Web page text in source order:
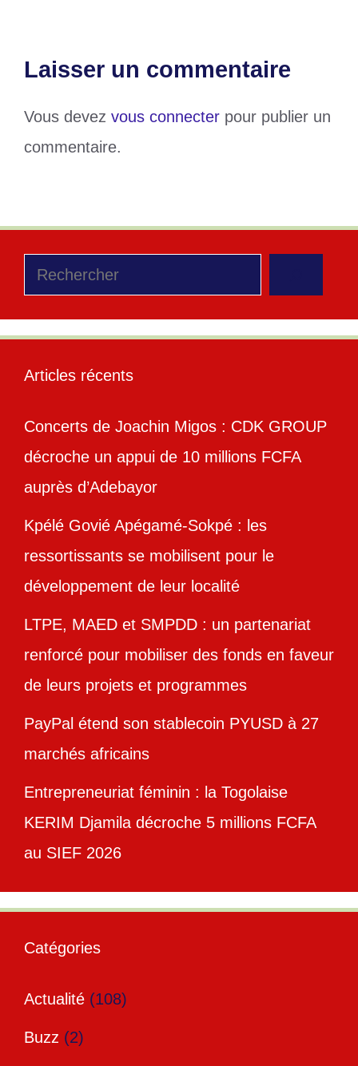
Laisser un commentaire
Vous devez vous connecter pour publier un
commentaire.
Rechercher
Articles récents
Concerts de Joachin Migos : CDK GROUP
décroche un appui de 10 millions FCFA
auprès d’Adebayor
Kpélé Govié Apégamé-Sokpé : les
ressortissants se mobilisent pour le
développement de leur localité
LTPE, MAED et SMPDD : un partenariat
renforcé pour mobiliser des fonds en faveur
de leurs projets et programmes
PayPal étend son stablecoin PYUSD à 27
marchés africains
Entrepreneuriat féminin : la Togolaise
KERIM Djamila décroche 5 millions FCFA
au SIEF 2026
Catégories
Actualité (108)
Buzz (2)